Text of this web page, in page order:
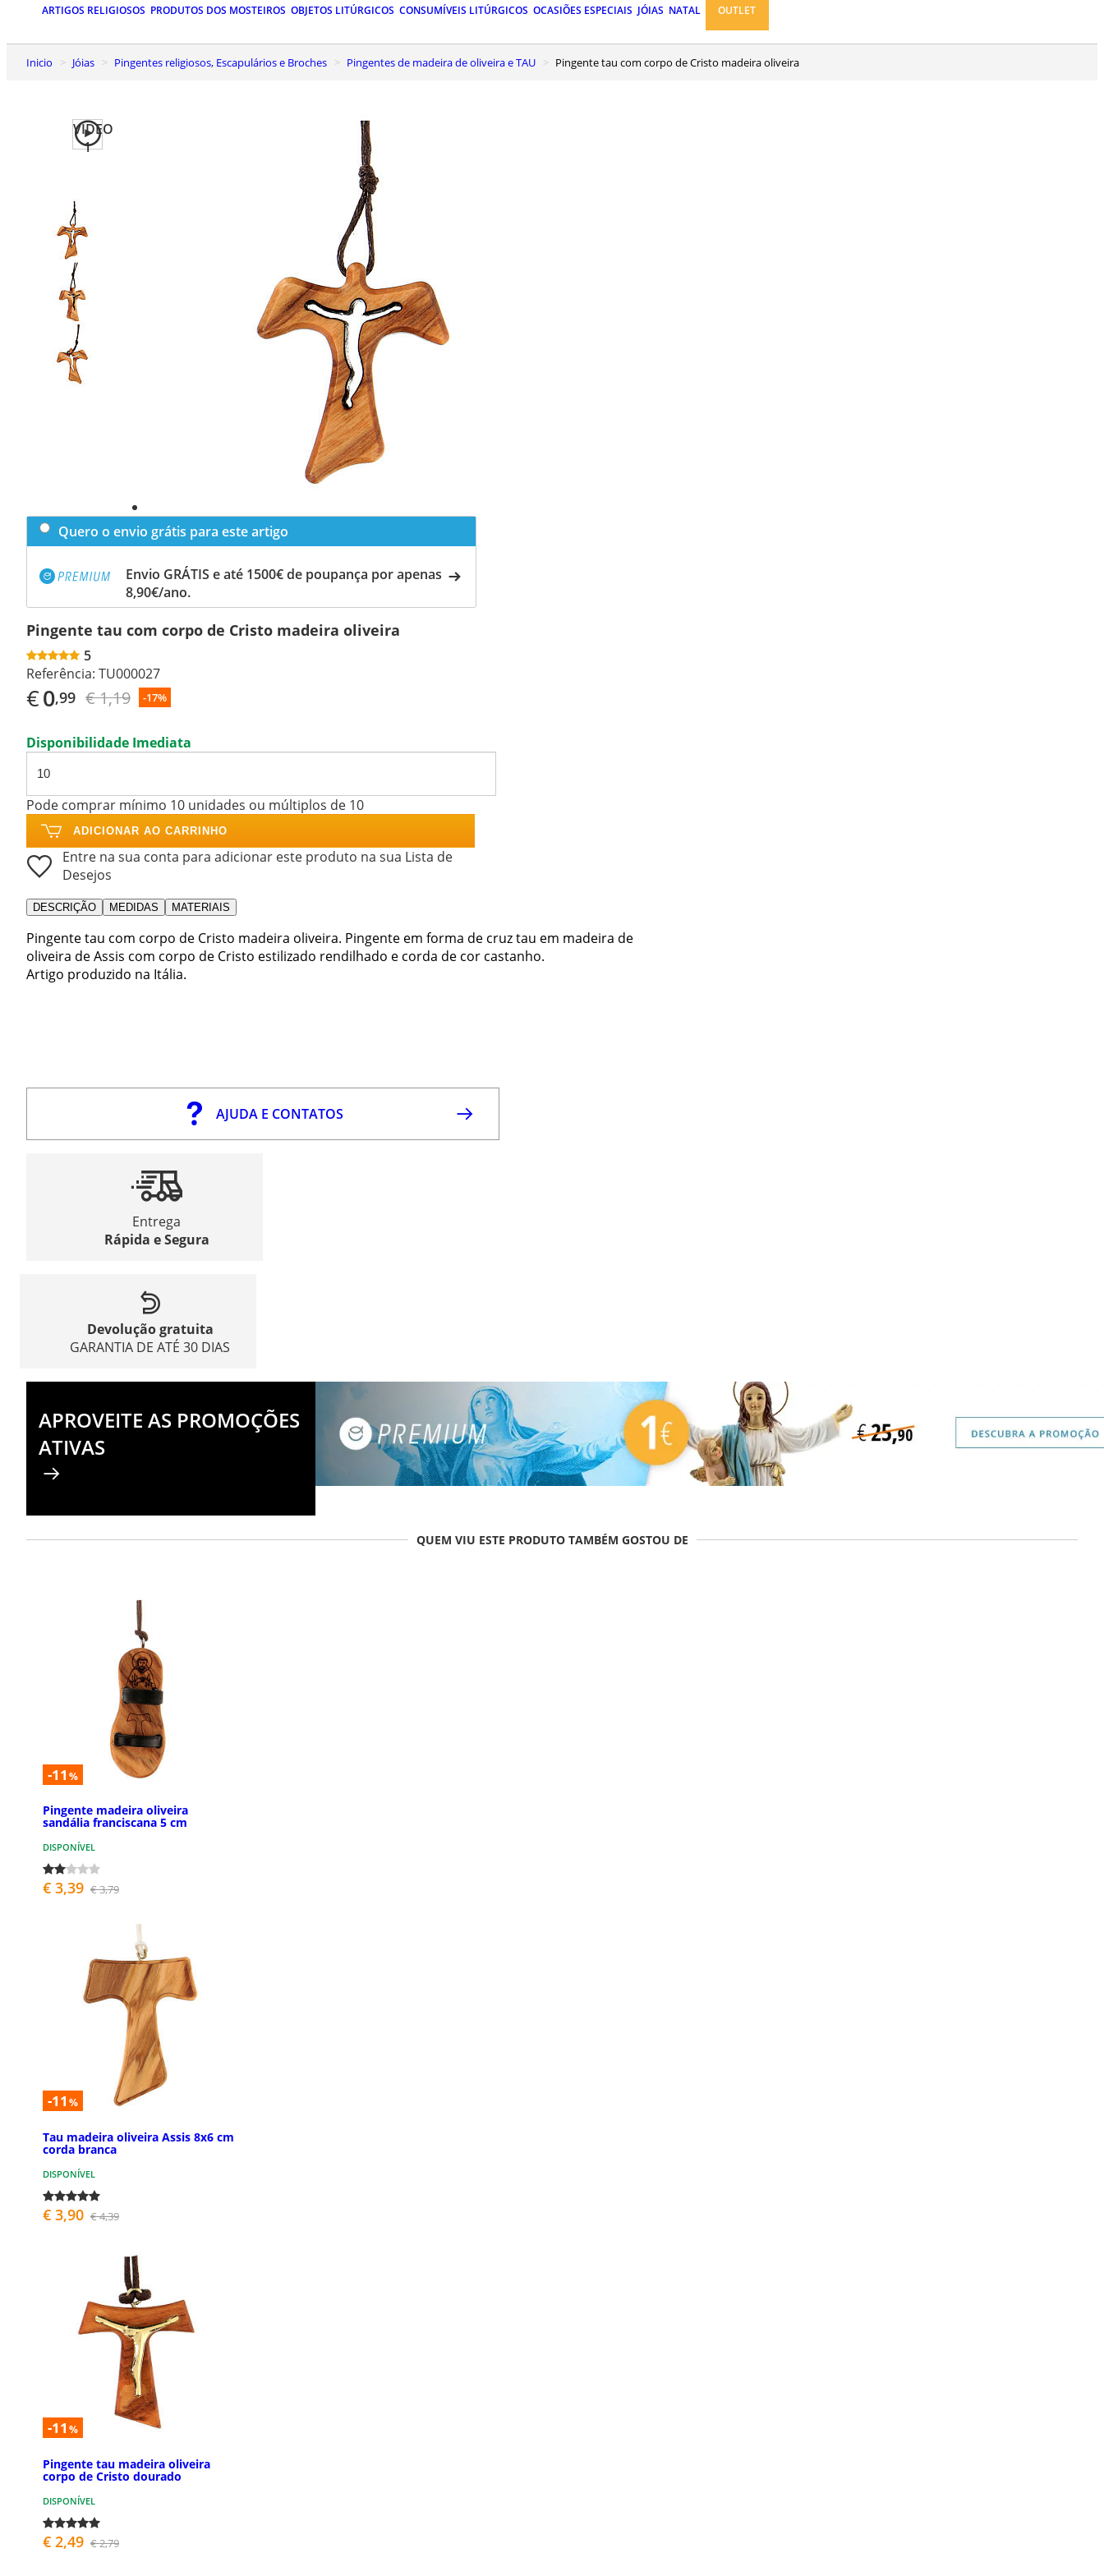
ARTIGOS RELIGIOSOS PRODUTOS DOS MOSTEIROS OBJETOS LITÚRGICOS CONSUMÍVEIS LITÚRGICOS OCASIÕES ESPECIAIS JÓIAS NATAL OUTLET
Inicio Jóias Pingentes religiosos, Escapulários e Broches Pingentes de madeira de oliveira e TAU Pingente tau com corpo de Cristo madeira oliveira
VIDEO
1
Quero o envio grátis para este artigo
Envio GRÁTIS e até 1500€ de poupança por apenas
8,90€/ano.
Pingente tau com corpo de Cristo madeira oliveira
5
Referência: TU000027
€0,99 € 1,19 -17%
Disponibilidade Imediata
Pode comprar mínimo 10 unidades ou múltiplos de 10
ADICIONAR AO CARRINHO
Entre na sua conta para adicionar este produto na sua Lista de
Desejos
DESCRIÇÃO MEDIDAS MATERIAIS
Pingente tau com corpo de Cristo madeira oliveira. Pingente em forma de cruz tau em madeira de
oliveira de Assis com corpo de Cristo estilizado rendilhado e corda de cor castanho.
Artigo produzido na Itália.
AJUDA E CONTATOS
Entrega
Rápida e Segura
Devolução gratuita
GARANTIA DE ATÉ 30 DIAS
APROVEITE AS PROMOÇÕES
ATIVAS
QUEM VIU ESTE PRODUTO TAMBÉM GOSTOU DE
-11 %
Pingente madeira oliveira
sandália franciscana 5 cm
DISPONÍVEL
€ 3,39 € 3,79
-11 %
Tau madeira oliveira Assis 8x6 cm
corda branca
DISPONÍVEL
€ 3,90 € 4,39
-11 %
Pingente tau madeira oliveira
corpo de Cristo dourado
DISPONÍVEL
€ 2,49 € 2,79